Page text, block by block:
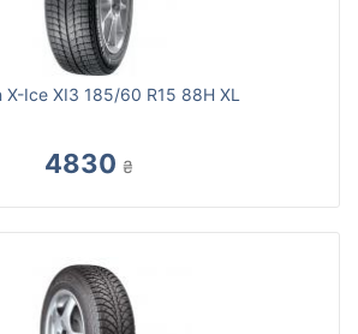
X-Ice XI3 185/60 R15 88H XL
4830 ₴